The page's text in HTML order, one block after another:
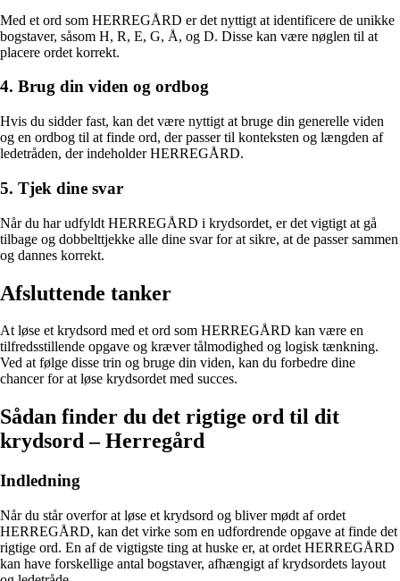
Med et ord som HERREGÅRD er det nyttigt at identificere de unikke
bogstaver, såsom H, R, E, G, Å, og D. Disse kan være nøglen til at
placere ordet korrekt.
4. Brug din viden og ordbog
Hvis du sidder fast, kan det være nyttigt at bruge din generelle viden
og en ordbog til at finde ord, der passer til konteksten og længden af
ledetråden, der indeholder HERREGÅRD.
5. Tjek dine svar
Når du har udfyldt HERREGÅRD i krydsordet, er det vigtigt at gå
tilbage og dobbelttjekke alle dine svar for at sikre, at de passer sammen
og dannes korrekt.
Afsluttende tanker
At løse et krydsord med et ord som HERREGÅRD kan være en
tilfredsstillende opgave og kræver tålmodighed og logisk tænkning.
Ved at følge disse trin og bruge din viden, kan du forbedre dine
chancer for at løse krydsordet med succes.
Sådan finder du det rigtige ord til dit
krydsord – Herregård
Indledning
Når du står overfor at løse et krydsord og bliver mødt af ordet
HERREGÅRD, kan det virke som en udfordrende opgave at finde det
rigtige ord. En af de vigtigste ting at huske er, at ordet HERREGÅRD
kan have forskellige antal bogstaver, afhængigt af krydsordets layout